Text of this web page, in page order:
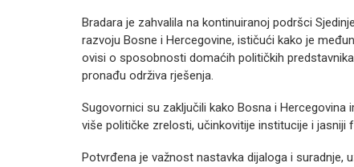
Bradara je zahvalila na kontinuiranoj podršci
razvoju Bosne i Hercegovine, ističući kako je
ovisi o sposobnosti domaćih političkih
pronađu održiva rješenja.
Sugovornici su zaključili kako Bosna i
više političke zrelosti, učinkovitije institucije i jasniji
Potvrđena je važnost nastavka dijaloga i suradnje,